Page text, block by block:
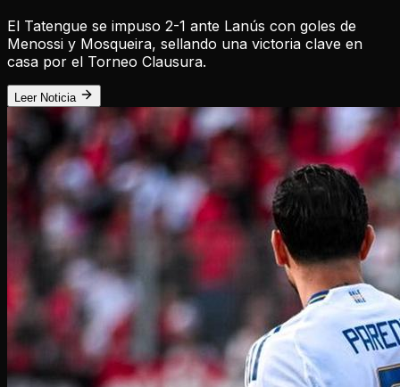
El Tatengue se impuso 2-1 ante Lanús con goles de
Menossi y Mosqueira, sellando una victoria clave en
casa por el Torneo Clausura.
Leer Noticia